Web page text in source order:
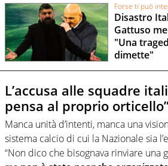
Forse ti può
Disastro
Gattuso
"Una
dimette"
L’accusa alle squadre
pensa al proprio
Manca unità d’intenti, manca una
sistema calcio di cui la Nazionale sia
“Non dico che bisognava rinviare una